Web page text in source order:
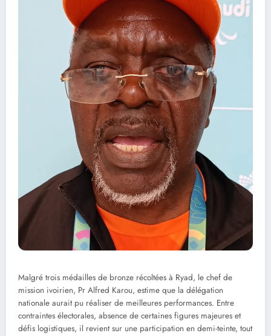
Malgré trois médailles de bronze récoltées à Ryad, le chef de
mission ivoirien, Pr Alfred Karou, estime que la délégation
nationale aurait pu réaliser de meilleures performances. Entre
contraintes électorales, absence de certaines figures majeures et
défis logistiques, il revient sur une participation en demi-teinte, tout